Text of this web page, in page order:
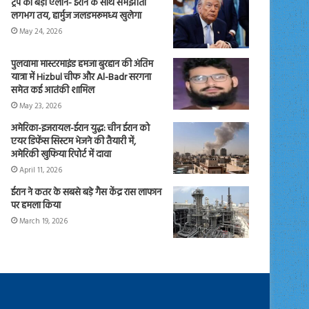
लगभग तय, हार्मुज जलडमरूमध्य खुलेगा
May 24, 2026
पुलवामा मास्टरमाइंड हमजा बुरहान की अंतिम
यात्रा में Hizbul चीफ और Al-Badr सरगना
समेत कई आतंकी शामिल
May 23, 2026
अमेरिका-इजरायल-ईरान युद्ध: चीन ईरान को
एयर डिफेंस सिस्टम भेजने की तैयारी में,
अमेरिकी खुफिया रिपोर्ट में दावा
April 11, 2026
ईरान ने कतर के सबसे बड़े गैस केंद्र रास लाफान
पर हमला किया
March 19, 2026